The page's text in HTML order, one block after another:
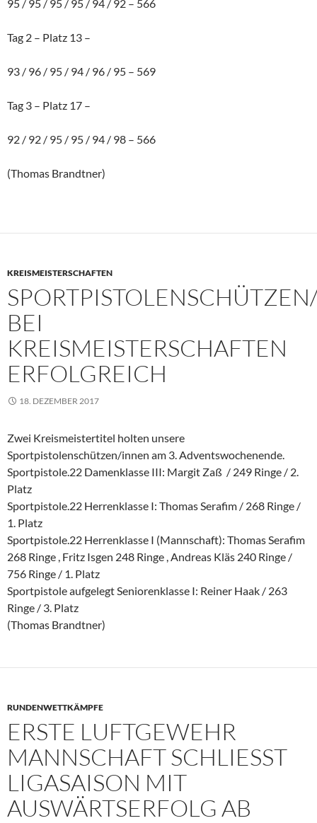
95 / 95 / 95 / 95 / 94 / 92 – 566
Tag 2 – Platz 13 –
93 / 96 / 95 / 94 / 96 / 95 – 569
Tag 3 – Platz 17 –
92 / 92 / 95 / 95 / 94 / 98 – 566
(Thomas Brandtner)
KREISMEISTERSCHAFTEN
BEI
KREISMEISTERSCHAFTEN
ERFOLGREICH
18. DEZEMBER 2017
Zwei Kreismeistertitel holten unsere
Sportpistolenschützen/innen am 3. Adventswochenende.
Sportpistole.22 Damenklasse III: Margit Zaß / 249 Ringe / 2.
Platz
Sportpistole.22 Herrenklasse I: Thomas Serafim / 268 Ringe /
1. Platz
Sportpistole.22 Herrenklasse I (Mannschaft): Thomas Serafim
268 Ringe , Fritz Isgen 248 Ringe , Andreas Kläs 240 Ringe /
756 Ringe / 1. Platz
Sportpistole aufgelegt Seniorenklasse I: Reiner Haak / 263
Ringe / 3. Platz
(Thomas Brandtner)
RUNDENWETTKÄMPFE
ERSTE LUFTGEWEHR
MANNSCHAFT SCHLIESST L
IGASAISON MIT A
USWÄRTSERFOLG AB